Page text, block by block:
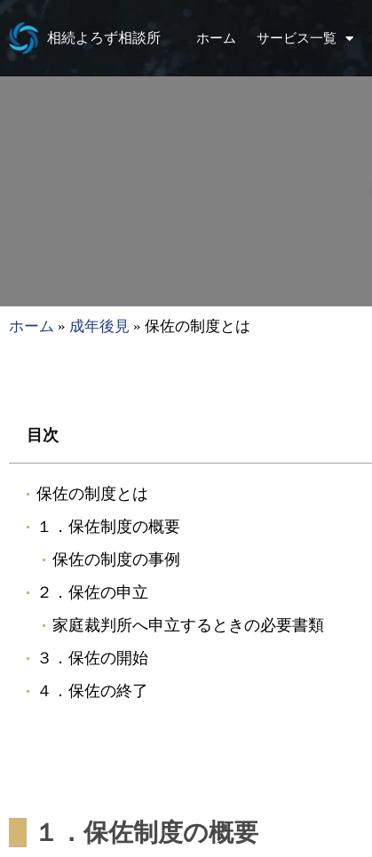
相続よろず相談所 ホーム サービス一覧
ホーム » 成年後見 » 保佐の制度とは
目次
保佐の制度とは
１．保佐制度の概要
保佐の制度の事例
２．保佐の申立
家庭裁判所へ申立するときの必要書類
３．保佐の開始
４．保佐の終了
１．保佐制度の概要